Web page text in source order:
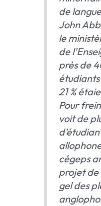
de
John
le
de
près de
21 %
Pour
voit de
cégeps
projet de
gel des